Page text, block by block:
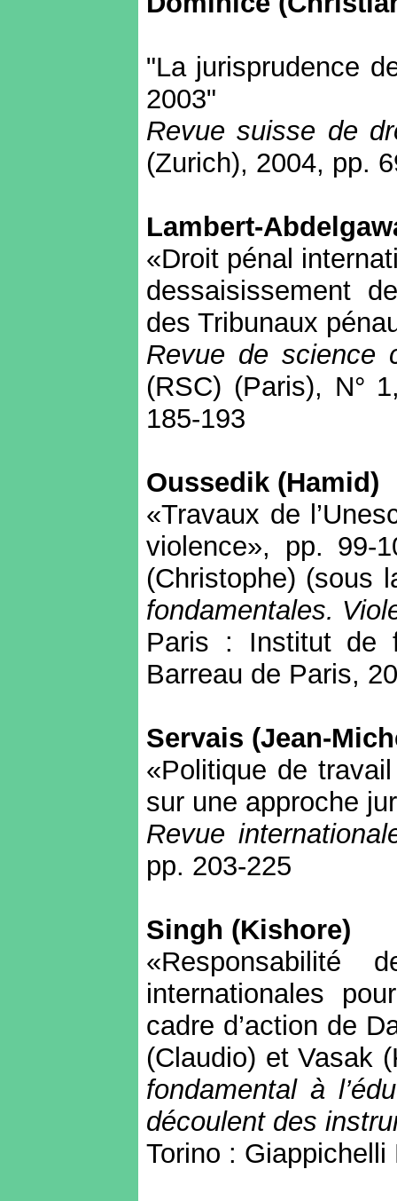
"La jurisprudence
2003"
Revue suisse de
(Zurich), 2004, pp.
Lambert-
«Droit pénal
dessaisissement
des Tribunaux
Revue de science
(RSC) (Paris), N°
185-193
Oussedik (Hamid)
«Travaux de
violence», pp. 99-
(Christophe) (sous
fondamentales.
Paris : Institut de
Barreau de Paris,
Servais (Jean-
«Politique de
sur une approche
Revue
pp. 203-225
Singh (Kishore)
«Responsabilité
internationales
cadre d’action de
(Claudio) et Vasak
fondamental à
découlent des
Torino :